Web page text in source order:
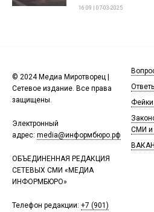
16:09 | 07-03-2025
© 2024 Медиа Миротворец |
Сетевое издание. Все права
защищены.
Электронный
адрес: media@информбюро.рф
ОБЪЕДИНЕННАЯ РЕДАКЦИЯ
СЕТЕВЫХ СМИ «МЕДИА
ИНФОРМБЮРО»
Телефон редакции: +7 (901)
СМИ и